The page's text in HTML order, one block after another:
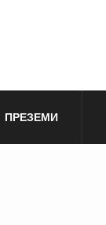
ПРЕЗЕМИ